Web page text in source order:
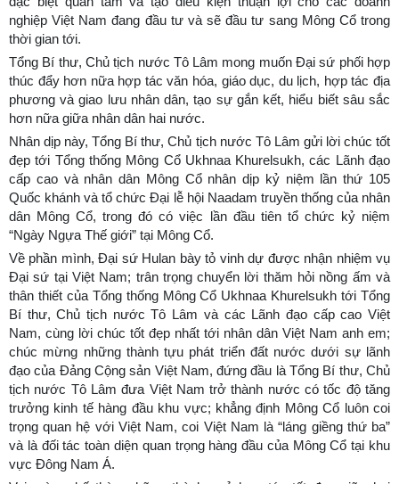
nghiệp Việt Nam đang đầu tư và sẽ đầu tư sang Mông Cổ trong
thời gian tới.
Tổng Bí thư, Chủ tịch nước Tô Lâm mong muốn Đại sứ phối hợp
thúc đẩy hơn nữa hợp tác văn hóa, giáo dục, du lịch, hợp tác địa
phương và giao lưu nhân dân, tạo sự gắn kết, hiểu biết sâu sắc
hơn nữa giữa nhân dân hai nước.
Nhân dịp này, Tổng Bí thư, Chủ tịch nước Tô Lâm gửi lời chúc tốt
đẹp tới Tổng thống Mông Cổ Ukhnaa Khurelsukh, các Lãnh đạo
cấp cao và nhân dân Mông Cổ nhân dịp kỷ niệm lần thứ 105
Quốc khánh và tổ chức Đại lễ hội Naadam truyền thống của nhân
dân Mông Cổ, trong đó có việc lần đầu tiên tổ chức kỷ niệm
“Ngày Ngựa Thế giới” tại Mông Cổ.
Về phần mình, Đại sứ Hulan bày tỏ vinh dự được nhận nhiệm vụ
Đại sứ tại Việt Nam; trân trọng chuyển lời thăm hỏi nồng ấm và
thân thiết của Tổng thống Mông Cổ Ukhnaa Khurelsukh tới Tổng
Bí thư, Chủ tịch nước Tô Lâm và các Lãnh đạo cấp cao Việt
Nam, cùng lời chúc tốt đẹp nhất tới nhân dân Việt Nam anh em;
chúc mừng những thành tựu phát triển đất nước dưới sự lãnh
đạo của Đảng Cộng sản Việt Nam, đứng đầu là Tổng Bí thư, Chủ
tịch nước Tô Lâm đưa Việt Nam trở thành nước có tốc độ tăng
trưởng kinh tế hàng đầu khu vực; khẳng định Mông Cổ luôn coi
trọng quan hệ với Việt Nam, coi Việt Nam là “láng giềng thứ ba”
và là đối tác toàn diện quan trọng hàng đầu của Mông Cổ tại khu
vực Đông Nam Á.